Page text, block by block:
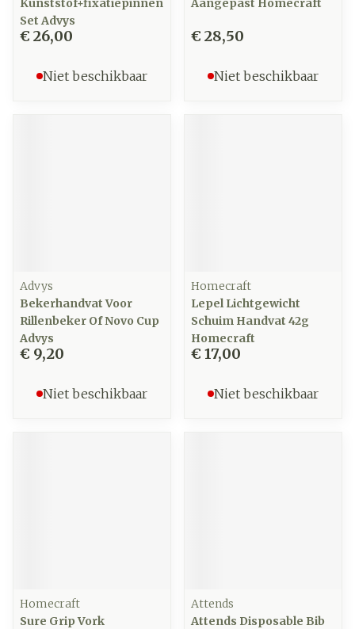
Kunststof+fixatiepinnen
Set Advys
€ 26,00
Niet beschikbaar
Aangepast Homecraft
€ 28,50
Niet beschikbaar
Advys
Bekerhandvat Voor
Rillenbeker Of Novo Cup
Advys
€ 9,20
Niet beschikbaar
Homecraft
Lepel Lichtgewicht
Schuim Handvat 42g
Homecraft
€ 17,00
Niet beschikbaar
Homecraft
Sure Grip Vork
Attends
Attends Disposable Bib